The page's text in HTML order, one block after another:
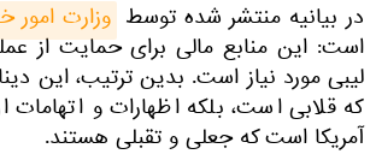
در بیانیه منتشر شده توسط وزارت امور
است: این منابع مالی برای حمایت از
لیبی مورد نیاز است. بدین ترتیب، این
که قلابی است، بلکه اظهارات و
آمریکا است که جعلی و تقبلی هستند.